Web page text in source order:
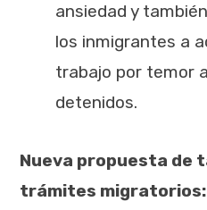
ansiedad y
los inmigrantes a
trabajo por temor
detenidos.
Nueva propuesta de
trámites migratorios: